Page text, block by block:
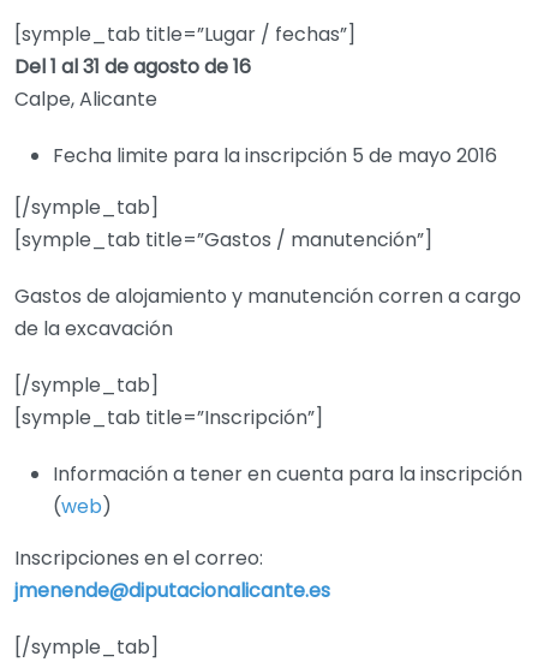
[symple_tab title=”Lugar / fechas”]
Del 1 al 31 de agosto de 16
Calpe, Alicante
Fecha limite para la inscripción 5 de mayo 2016
[/symple_tab]
[symple_tab title=”Gastos / manutención”]
Gastos de alojamiento y manutención corren a cargo
de la excavación
[/symple_tab]
[symple_tab title=”Inscripción”]
Información a tener en cuenta para la inscripción
(web)
Inscripciones en el correo:
jmenende@diputacionalicante.es
[/symple_tab]